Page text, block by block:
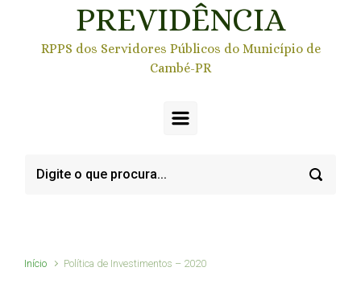
PREVIDÊNCIA
RPPS dos Servidores Públicos do Município de
Cambé-PR
Início Política de Investimentos – 2020